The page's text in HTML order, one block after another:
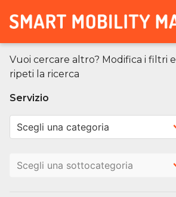
Vuoi cercare altro? Modifica i filtri e
ripeti la ricerca
Servizio